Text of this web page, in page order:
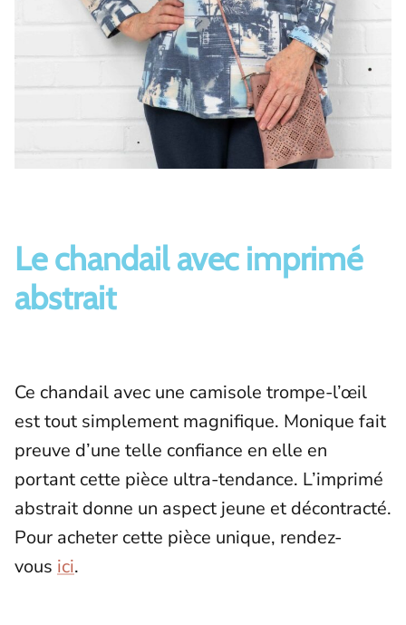
Le chandail avec imprimé
abstrait
Ce chandail avec une camisole trompe-l’œil
est tout simplement magnifique. Monique fait
preuve d’une telle confiance en elle en
portant cette pièce ultra-tendance. L’imprimé
abstrait donne un aspect jeune et décontracté.
Pour acheter cette pièce unique, rendez-
vous ici.